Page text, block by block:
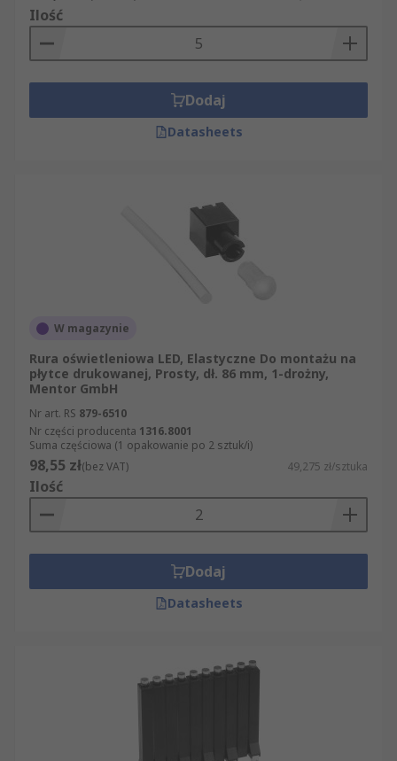
Ilość
Dodaj
Datasheets
W magazynie
Rura oświetleniowa LED, Elastyczne Do montażu na
płytce drukowanej, Prosty, dł. 86 mm, 1-drożny,
Mentor GmbH
Nr art. RS 879-6510
Nr części producenta 1316.8001
Suma częściowa (1 opakowanie po 2 sztuk/i)
98,55 zł(bez VAT) 49,275 zł/sztuka
Ilość
Dodaj
Datasheets